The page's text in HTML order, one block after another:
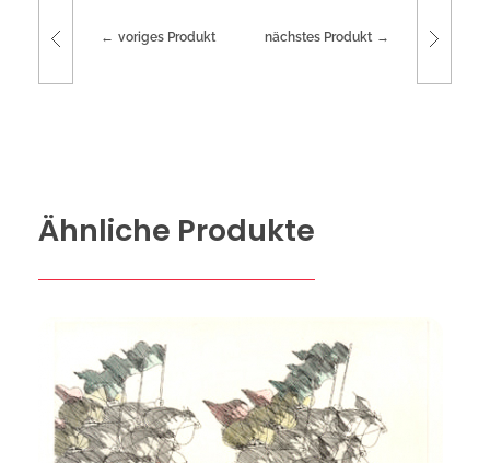
voriges Produkt nächstes Produkt
Ähnliche Produkte